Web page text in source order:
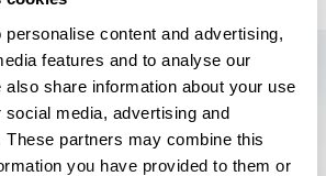
content and advertising,
features and to analyse our
share information about your use
media, advertising and
partners may combine this
you have provided to them or